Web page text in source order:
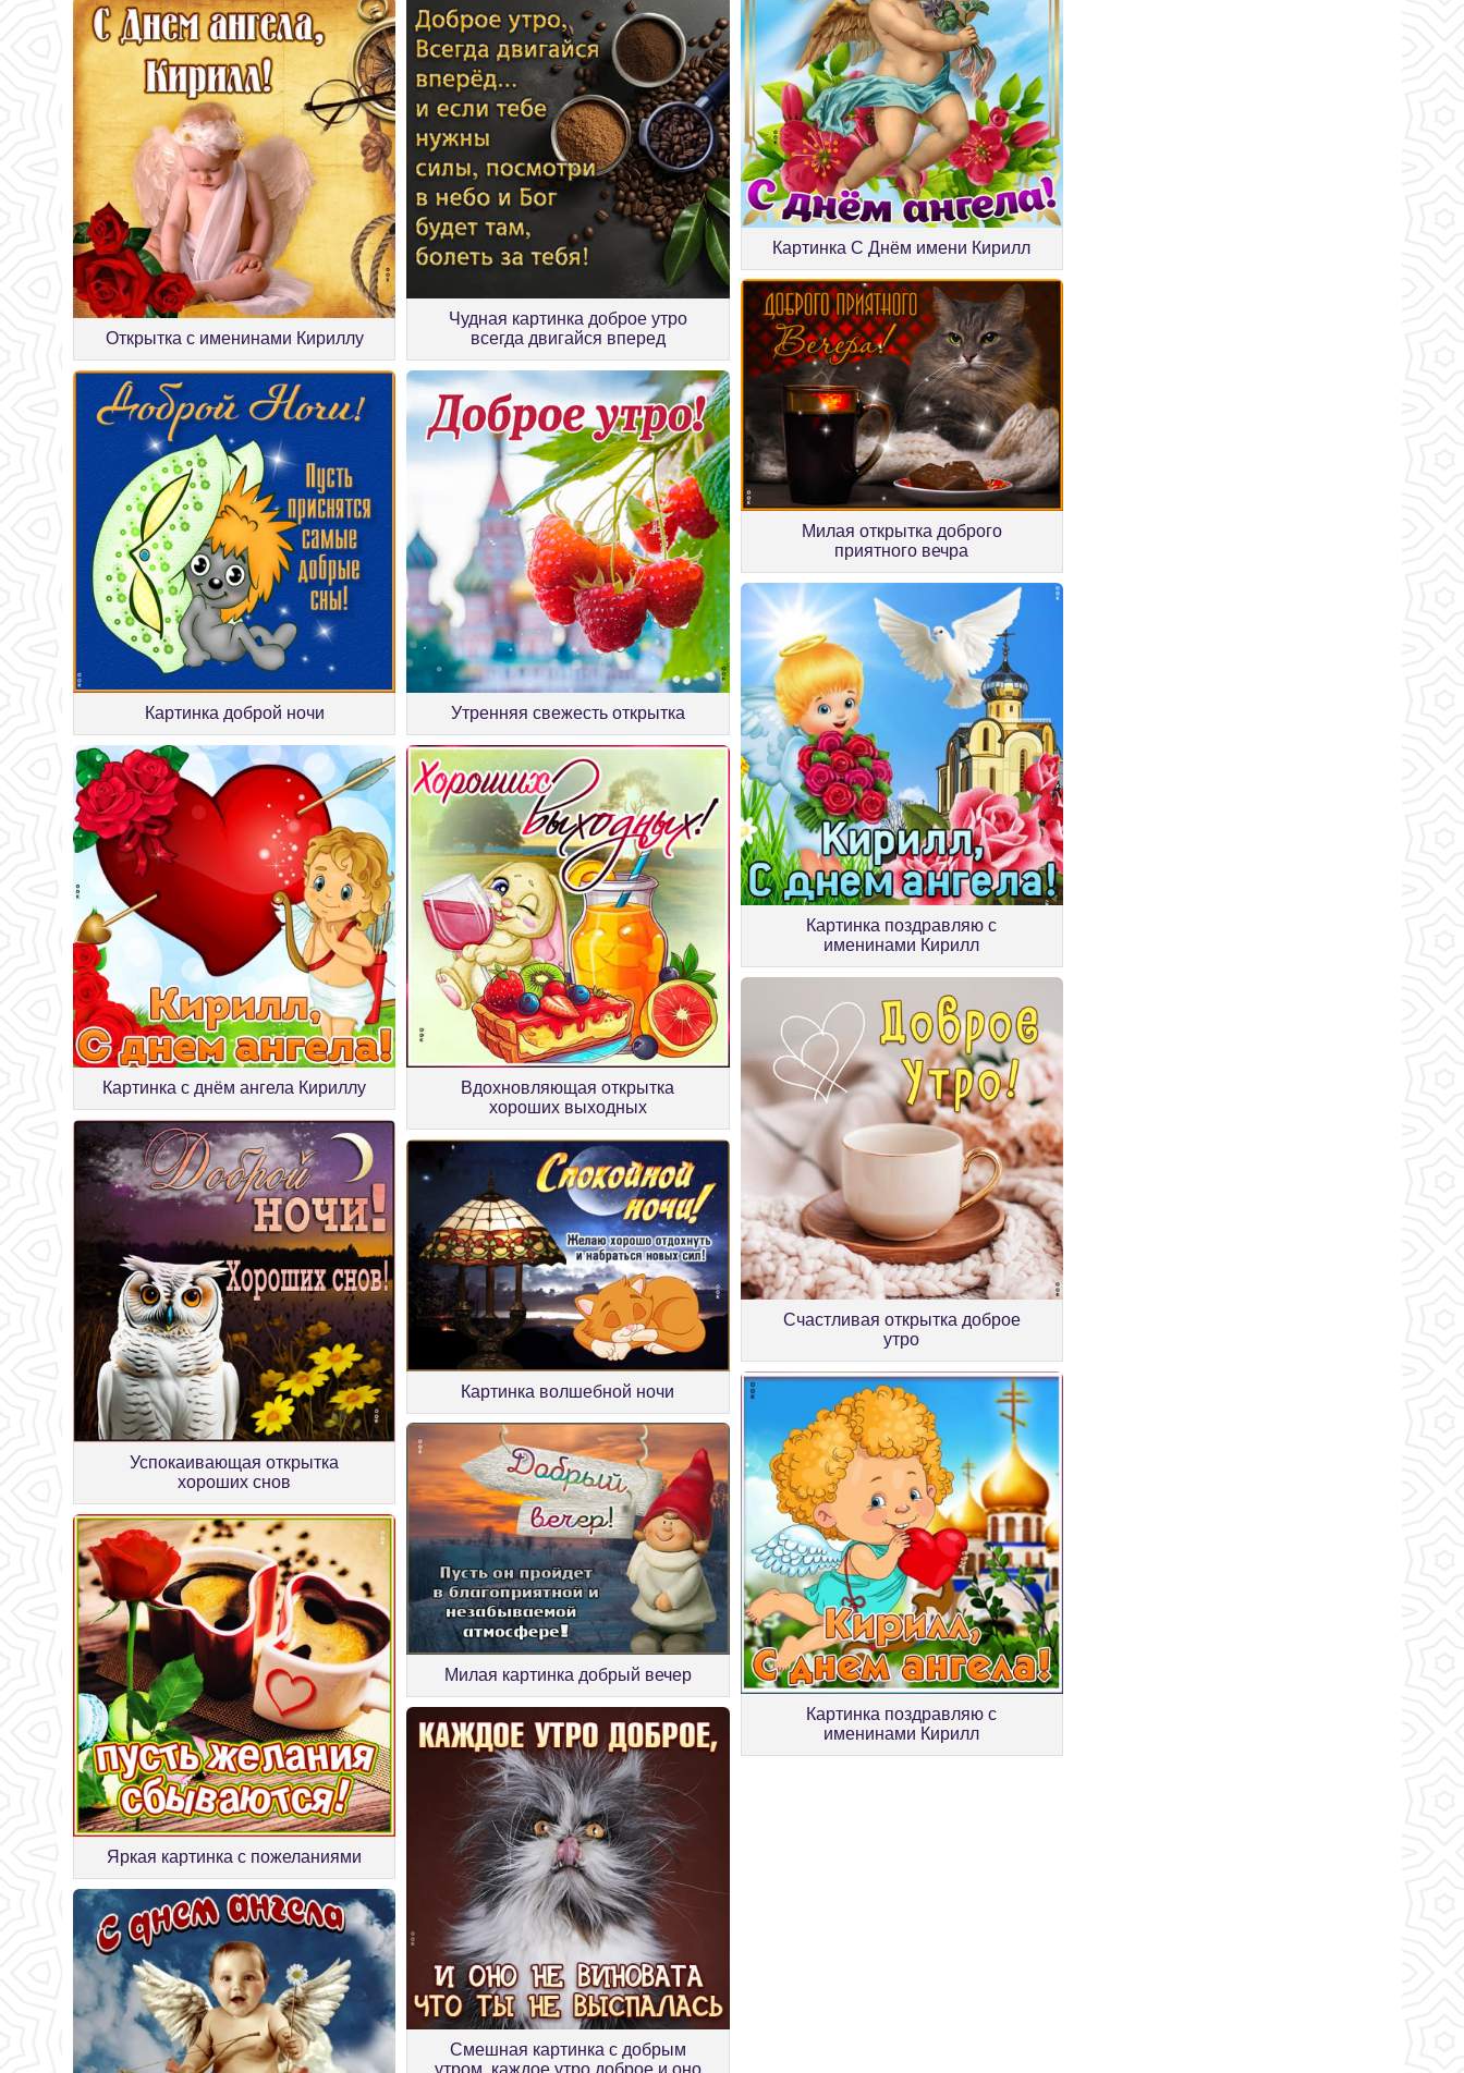
Открытка с именинами Кириллу
Чудная картинка доброе утро
всегда двигайся вперед
Картинка С Днём имени Кирилл
Картинка доброй ночи Утренняя свежесть открытка
Милая открытка доброго
приятного вечра
Картинка с днём ангела Кириллу
Вдохновляющая открытка
хороших выходных
Картинка поздравляю с
именинами Кирилл
Успокаивающая открытка
хороших снов
Картинка волшебной ночи
Счастливая открытка доброе
утро
Яркая картинка с пожеланиями
Милая картинка добрый вечер
Картинка поздравляю с
именинами Кирилл
Смешная картинка с добрым
утром, каждое утро доброе и оно